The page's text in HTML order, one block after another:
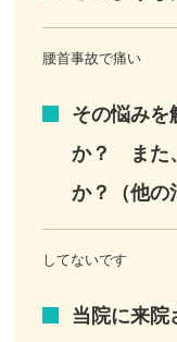
腰首事故で痛い
その悩みを
か？ また
か？（他の
してないです
当院に来院